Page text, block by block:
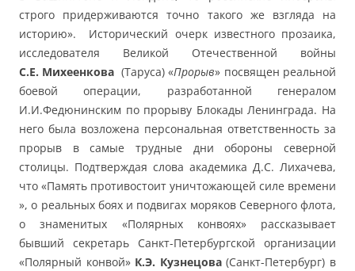
строго придерживаются точно такого же взгляда на
историю». Исторический очерк известного прозаика,
исследователя Великой Отечественной войны
С.Е. Михеенкова (Таруса) «Прорыв» посвящен реальной
боевой операции, разработанной генералом
И.И.Федюнинским по прорыву Блокады Ленинграда. На
него была возложена персональная ответственность за
прорыв в самые трудные дни обороны северной
столицы. Подтверждая слова академика Д.С. Лихачева,
что «Память противостоит уничтожающей силе времени
», о реальных боях и подвигах моряков Северного флота,
о знаменитых «Полярных конвоях» рассказывает
бывший секретарь Санкт-Петербургской организации
«Полярный конвой» К.Э. Кузнецова(Санкт-Петербург) в